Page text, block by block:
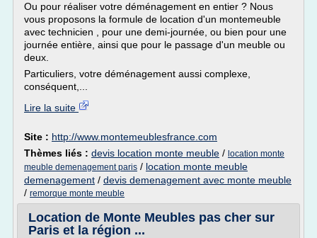
Ou pour réaliser votre déménagement en entier ? Nous
vous proposons la formule de location d'un montemeuble
avec technicien , pour une demi-journée, ou bien pour une
journée entière, ainsi que pour le passage d'un meuble ou
deux.
Particuliers, votre déménagement aussi complexe,
conséquent,...
Lire la suite
Site : http://www.montemeublesfrance.com
Thèmes liés : devis location monte meuble / location monte
meuble demenagement paris / location monte meuble
demenagement / devis demenagement avec monte meuble
/ remorque monte meuble
Location de Monte Meubles pas cher sur
Paris et la région ...